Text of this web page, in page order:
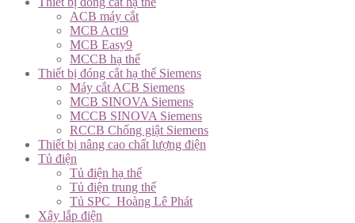
ACB máy cắt
MCB Acti9
MCB Easy9
MCCB hạ thế
Thiết bị đóng cắt hạ thế Siemens
Máy cắt ACB Siemens
MCB SINOVA Siemens
MCCB SINOVA Siemens
RCCB Chống giật Siemens
Thiết bị nâng cao chất lượng điện
Tủ điện
Tủ điện hạ thế
Tủ điện trung thế
Tủ SPC_Hoàng Lê Phát
Xây lắp điện